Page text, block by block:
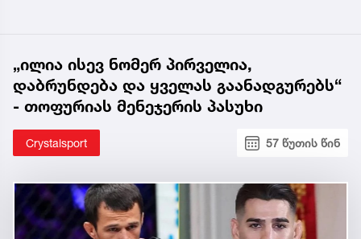
„ილია ისევ ნომერ პირველია,
დაბრუნდება და ყველას გაანადგურებს“
- თოფურიას მენეჯერის პასუხი
Crystalsport 57 წუთის წინ